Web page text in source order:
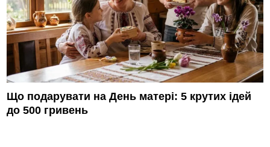
Що подарувати на День матері: 5 крутих ідей
до 500 гривень